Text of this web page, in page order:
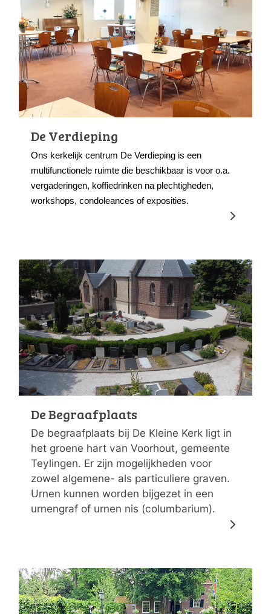
De Verdieping
Ons kerkelijk centrum De Verdieping is een
multifunctionele ruimte die beschikbaar is voor o.a.
vergaderingen, koffiedrinken na plechtigheden,
workshops, condoleances of exposities.
De Begraafplaats
De begraafplaats bij De Kleine Kerk ligt in
het groene hart van Voorhout, gemeente
Teylingen. Er zijn mogelijkheden voor
zowel algemene- als particuliere graven.
Urnen kunnen worden bijgezet in een
urnengraf of urnen nis (columbarium).